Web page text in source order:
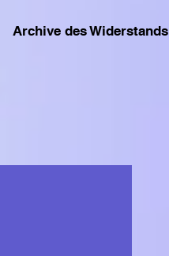
Archive des Widerstands